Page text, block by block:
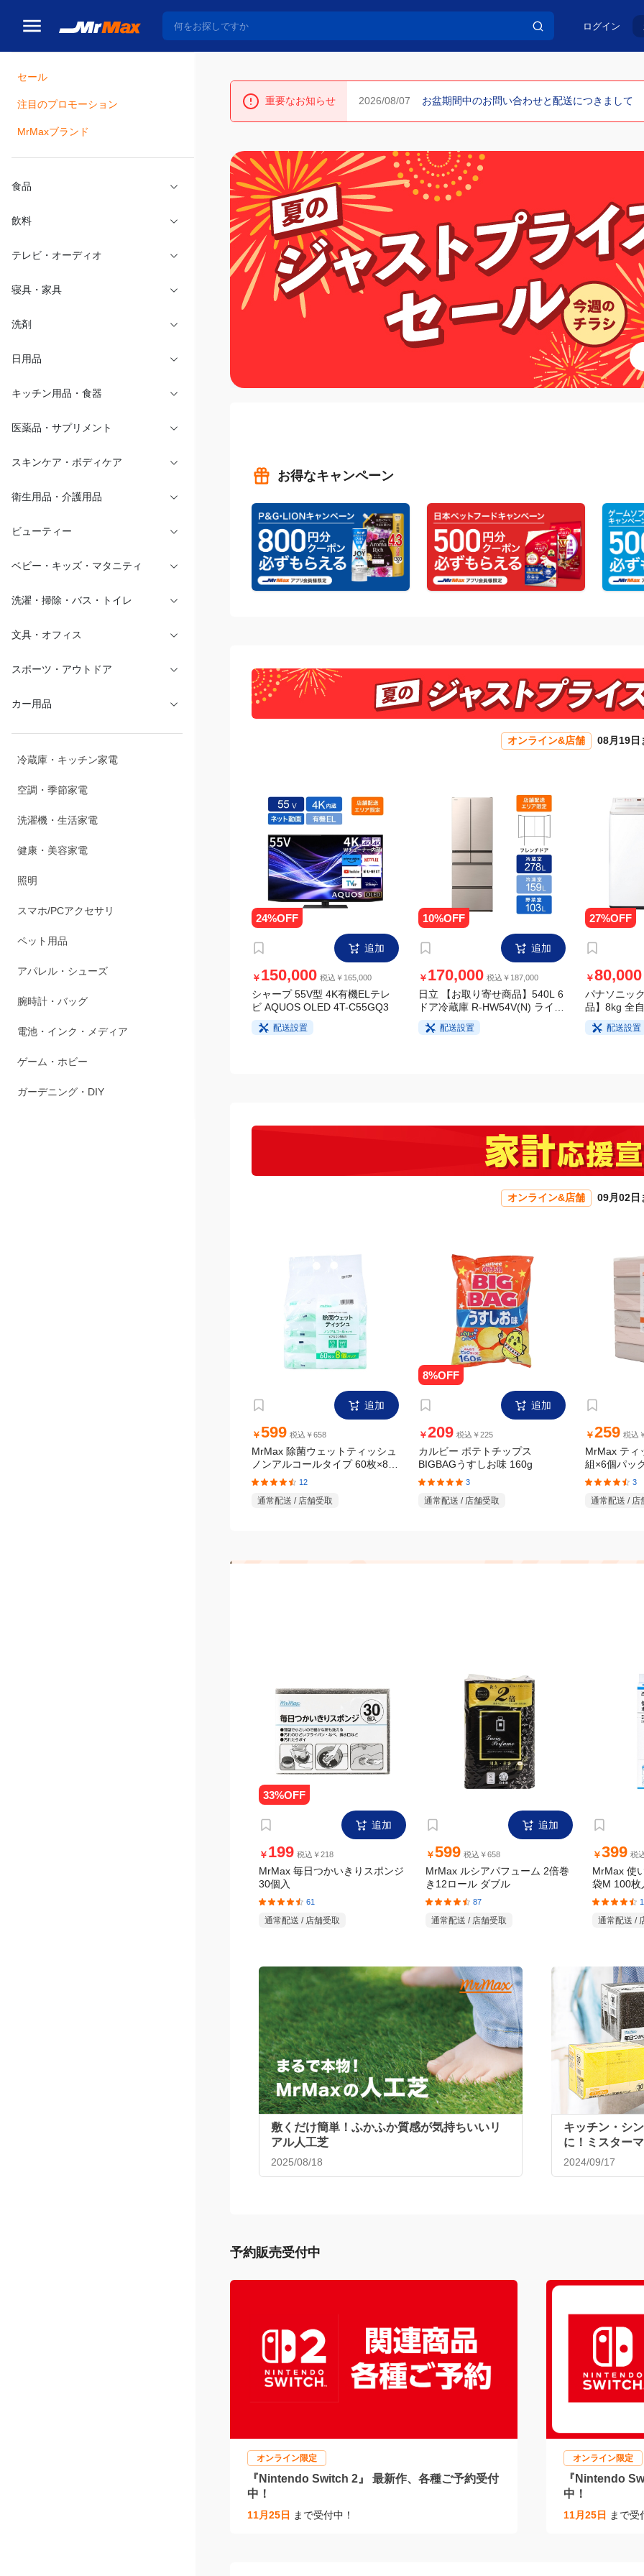
ログイン
セール
注目のプロモーション
MrMaxブランド
食品
飲料
スポーツ・アウトドア
カー用品
冷蔵庫・キッチン家電
空調・季節家電
洗濯機・生活家電
健康・美容家電
重要なお知らせ お盆期間中のお問い合わせと配送につきまして
お得なキャンペーン
オンライン&店舗 08月19日
追加
￥ 150,000 税込￥165,000
シャープ 55V型 4K有機ELテレ
ビ AQUOS OLED 4T-C55GQ3
配送設置
追加
￥ 170,000 税込￥187,000
日立 【お取り寄せ商品】540L 6
ドア冷蔵庫 R-HW54V(N) ライト
ゴールド配送設置
￥80,000
パナソニッ
品】8kg 全
FA8H5-W
配送設置
オンライン&店舗 09月02日
追加
￥599 税込￥658
MrMax 除菌ウェットティッシュ
ノンアルコールタイプ 60枚×8個
パック
追加
￥209 税込￥225
カルビー ポテトチップス
BIGBAGうすしお味 160g
通常配送 / 店舗受取
￥259 税込
MrMax ティ
組×6個パッ
通常配送 /
郵便番号でエリアチェック！
追加
￥199 税込￥218
MrMax 毎日つかいきりスポンジ
30個入
61
通常配送 / 店舗受取
￥599 税込￥658
MrMax ルシアパフューム 2倍巻
き12ロール ダブル
87
￥399 税
MrMax 使
袋M 100枚
通常配送 /
敷くだけ簡単！ふかふか質感が気持ちいいリ
アル人工芝
キッチン・シ
に！ミスター
ンジ♪
2024/09/17
予約販売受付中